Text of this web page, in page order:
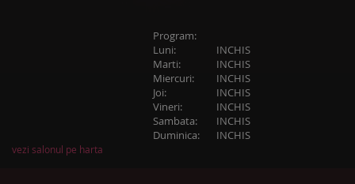
Program:
Luni:
INCHIS
Marti:
INCHIS
Miercuri:
INCHIS
Joi:
INCHIS
Vineri:
INCHIS
Sambata:
INCHIS
Duminica:
INCHIS
vezi salonul pe harta